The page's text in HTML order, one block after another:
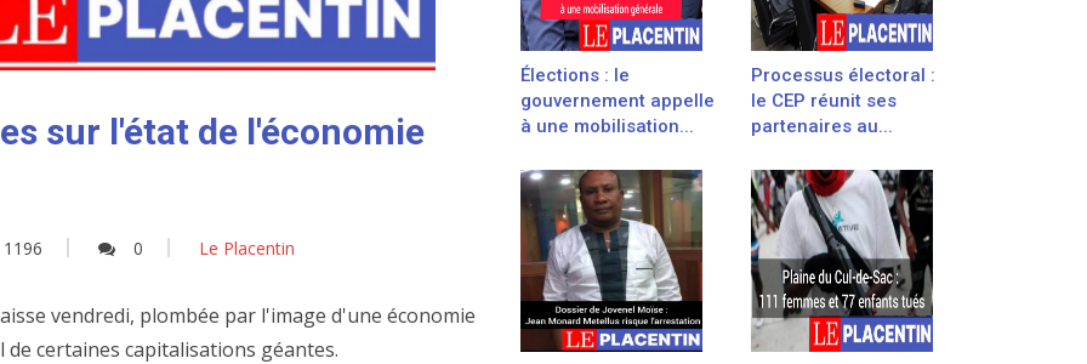
sur l'état de l'économie
1196 0 Le Placentin
vendredi, plombée par l'image d'une économie
certaines capitalisations géantes.
Élections : le
gouvernement appelle
à une mobilisation...
Processus électoral :
le CEP réunit ses
partenaires au...